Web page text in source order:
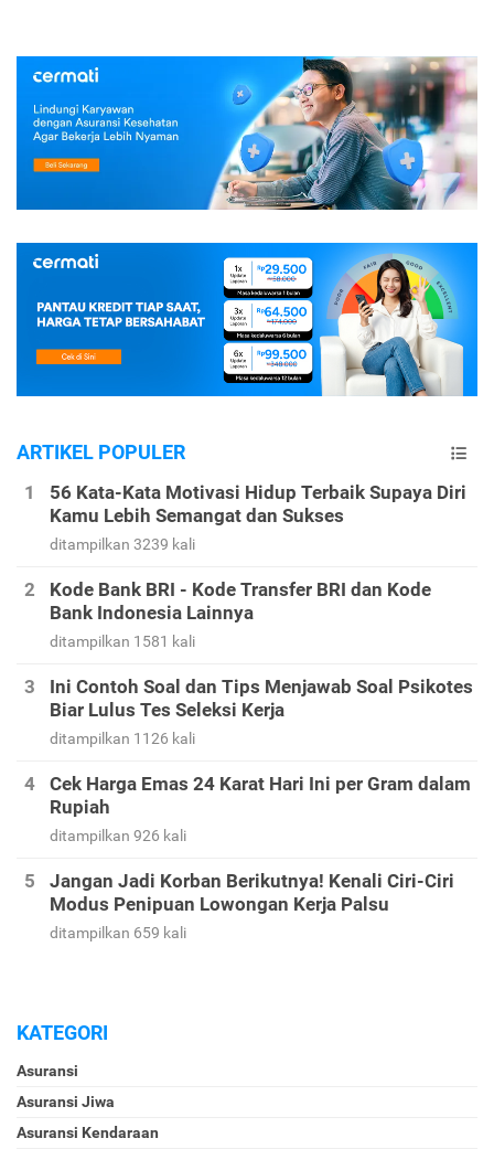
ARTIKEL POPULER
56 Kata-Kata Motivasi Hidup Terbaik Supaya Diri
Kamu Lebih Semangat dan Sukses
ditampilkan 3239 kali
Kode Bank BRI - Kode Transfer BRI dan Kode
Bank Indonesia Lainnya
ditampilkan 1581 kali
Ini Contoh Soal dan Tips Menjawab Soal Psikotes
Biar Lulus Tes Seleksi Kerja
ditampilkan 1126 kali
Cek Harga Emas 24 Karat Hari Ini per Gram dalam
Rupiah
ditampilkan 926 kali
Jangan Jadi Korban Berikutnya! Kenali Ciri-Ciri
Modus Penipuan Lowongan Kerja Palsu
ditampilkan 659 kali
KATEGORI
Asuransi
Asuransi Jiwa
Asuransi Kendaraan